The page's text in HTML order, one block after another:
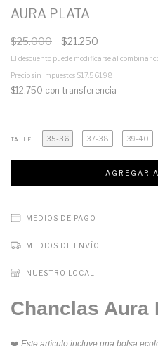
AURA PLATA
$25.000 $21.250
El descuento puede modificarse al combinar
Precio sin impuestos $17.561,98
$12.750 con transferencia
TALLE 35-36 37-38 39-40
MEDIOS DE PAGO
MEDIOS DE ENVÍO
NUESTRO LOCAL
Chanclas Aura
❤️ Este artículo incluye una bolsa